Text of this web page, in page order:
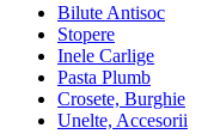
Bilute Antisoc
Stopere
Inele Carlige
Pasta Plumb
Crosete, Burghie
Unelte, Accesorii